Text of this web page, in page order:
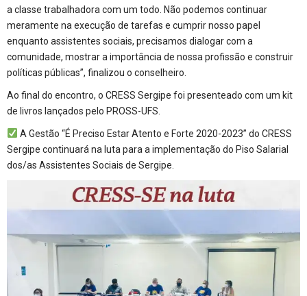
a classe trabalhadora com um todo. Não podemos continuar
meramente na execução de tarefas e cumprir nosso papel
enquanto assistentes sociais, precisamos dialogar com a
comunidade, mostrar a importância de nossa profissão e construir
políticas públicas”, finalizou o conselheiro.
Ao final do encontro, o CRESS Sergipe foi presenteado com um kit
de livros lançados pelo PROSS-UFS.
A Gestão “É Preciso Estar Atento e Forte 2020-2023” do CRESS
Sergipe continuará na luta para a implementação do Piso Salarial
dos/as Assistentes Sociais de Sergipe.